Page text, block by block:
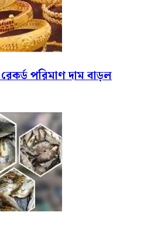
পরিমাণ দাম বাড়ল